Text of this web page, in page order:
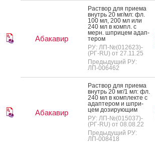
Абакавир
Рас­твор для при­ема
внутрь 20 мг/мл: фл.
100 мл, 200 мл или
240 мл в компл. с
мерн. шпри­цем адап­
те­ром
РУ: ЛП-№(012623)-
(РГ-RU) от 27.11.25
Предыдущий РУ:
ЛП-006462
Абакавир
Рас­твор для при­ема
внутрь 20 мг/1 мл: фл.
240 мл в ком­плек­те с
адап­те­ром и шпри­
цем до­зиру­ющим
РУ: ЛП-№(015037)-
(РГ-RU) от 08.08.22
Предыдущий РУ:
ЛП-008418